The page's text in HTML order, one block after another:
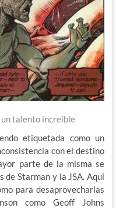
un talento increíble
etiquetada como un
con el destino
parte de la misma se
de Starman y la JSA. Aquí
para desaprovecharlas
como Geoff Johns